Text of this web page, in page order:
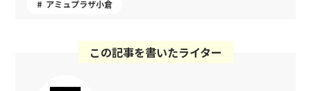
アミュプラザ小倉
この記事を書いたライター